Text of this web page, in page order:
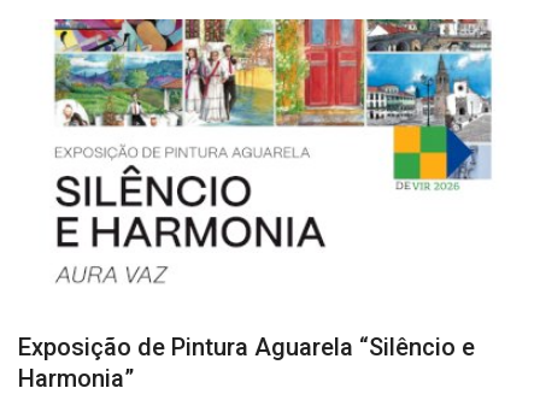
Exposição de Pintura Aguarela “Silêncio e
Harmonia”